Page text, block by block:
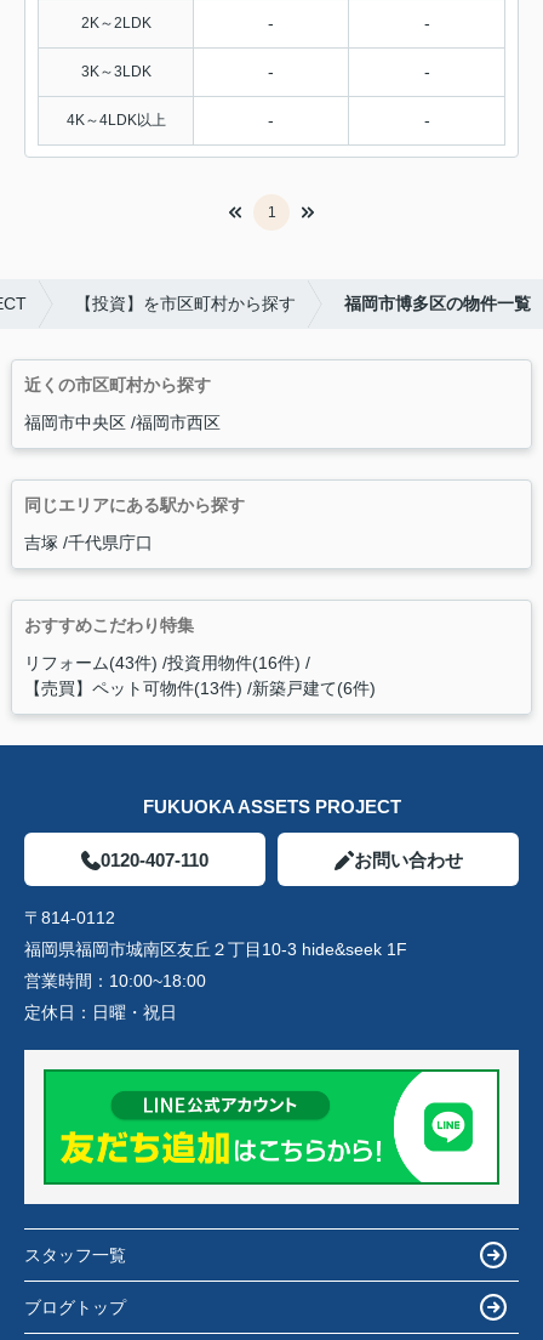
2K～2LDK - -
3K～3LDK - -
4K～4LDK以上 - -
1
【投資】を市区町村から探す 福岡市博多区の物件一覧
近くの市区町村から探す
福岡市中央区 福岡市西区
同じエリアにある駅から探す
吉塚 千代県庁口
おすすめこだわり特集
リフォーム(43件) 投資用物件(16件)
【売買】ペット可物件(13件) 新築戸建て(6件)
FUKUOKA ASSETS PROJECT
0120-407-110 お問い合わせ
〒814-0112
福岡県福岡市城南区友丘２丁目10-3 hide&seek 1F
営業時間： 10:00~18:00
定休日： 日曜・祝日
スタッフ一覧
ブログトップ